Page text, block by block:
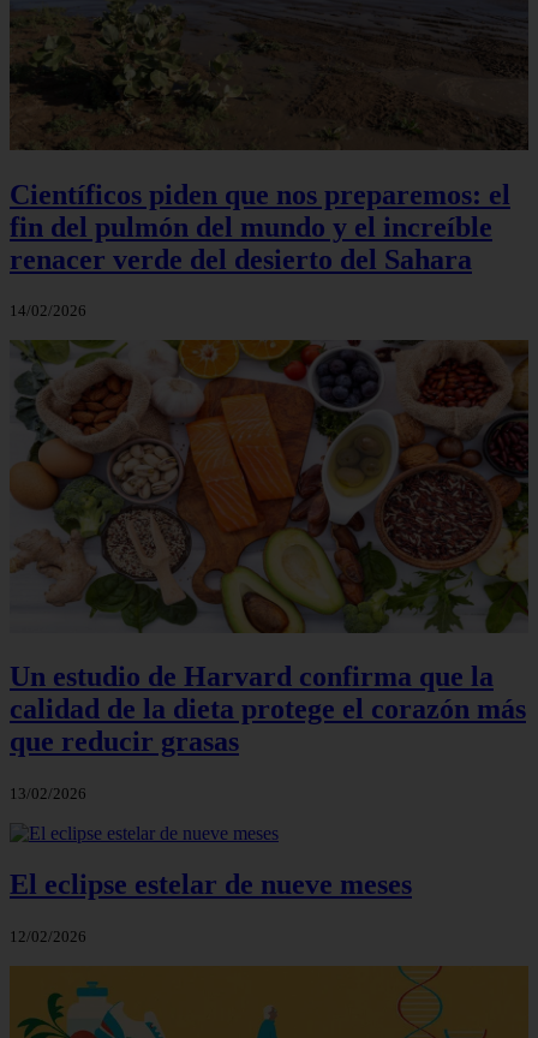
Científicos piden que nos preparemos: el
fin del pulmón del mundo y el increíble
renacer verde del desierto del Sahara
14/02/2026
Un estudio de Harvard confirma que la
calidad de la dieta protege el corazón más
que reducir grasas
13/02/2026
El eclipse estelar de nueve meses
12/02/2026